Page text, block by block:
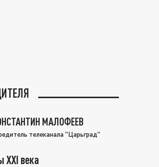
МАЛОФЕЕВ
телеканала "Царьград"
XXI века